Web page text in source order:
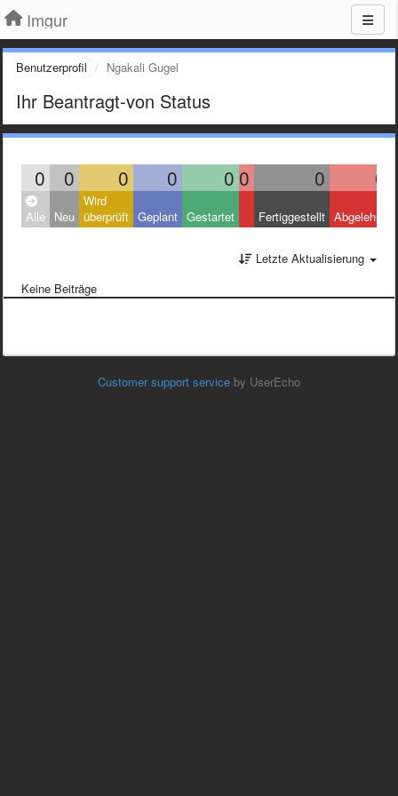
Imgur
Benutzerprofil Ngakali Gugel
Ihr Beantragt-von Status
0 0 0 0 0 0 0 0
Alle Neu
Wird
überprüft Geplant Gestartet Fertiggestellt Abgelehnt
Letzte Aktualisierung
Keine Beiträge
Customer support service by UserEcho